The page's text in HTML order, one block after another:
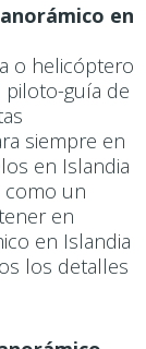
en
o helicóptero
guía de
siempre en
en Islandia
como un
en
en Islandia
los detalles